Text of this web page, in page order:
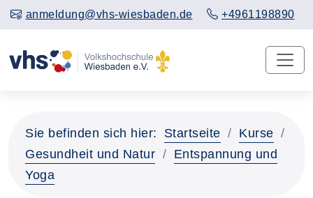
anmeldung@vhs-wiesbaden.de +4961198890
Sie befinden sich hier: Startseite
Kurse
Gesundheit und Natur
Entspannung und
Yoga